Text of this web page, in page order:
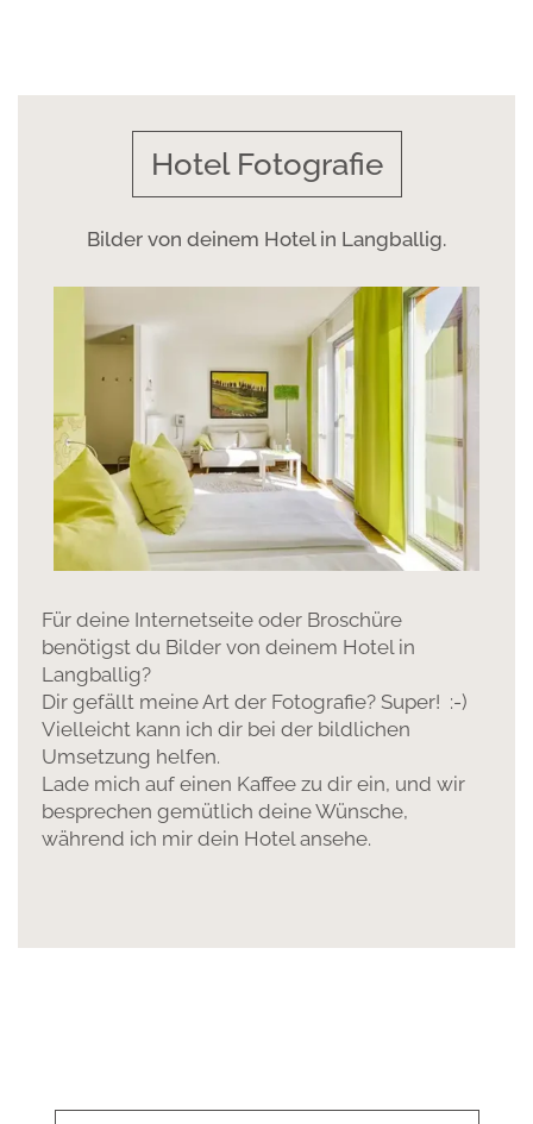
Hotel Fotografie
Bilder von deinem Hotel in Langballig.
Für deine Internetseite oder Broschüre
benötigst du Bilder von deinem Hotel in
Langballig?
Dir gefällt meine Art der Fotografie? Super! :-)
Vielleicht kann ich dir bei der bildlichen
Umsetzung helfen.
Lade mich auf einen Kaffee zu dir ein, und wir
besprechen gemütlich deine Wünsche,
während ich mir dein Hotel ansehe.